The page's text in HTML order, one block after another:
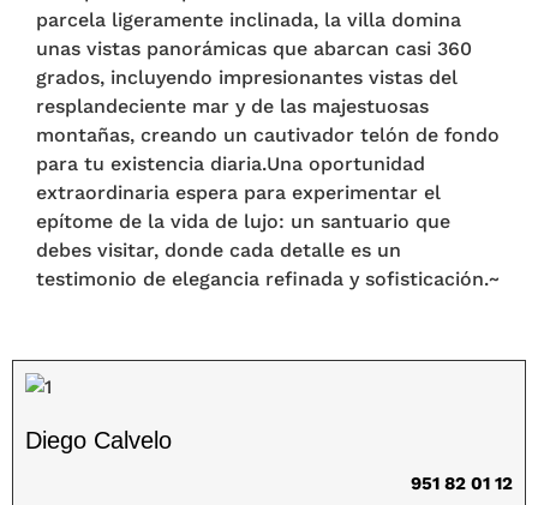
parcela ligeramente inclinada, la villa domina
unas vistas panorámicas que abarcan casi 360
grados, incluyendo impresionantes vistas del
resplandeciente mar y de las majestuosas
montañas, creando un cautivador telón de fondo
para tu existencia ‌diaria.Una ‌oportunidad
‌extraordinaria ‌espera para ‌experimentar ‌el
‌epítome ‌de ‌la vida ‌de lujo: un santuario ‌que
‌debes visitar, ‌donde ‌cada ‌detalle es un
‌testimonio ‌de ‌elegancia ‌refinada ‌y ‌sofisticación.~
Diego Calvelo
951 82 01 12